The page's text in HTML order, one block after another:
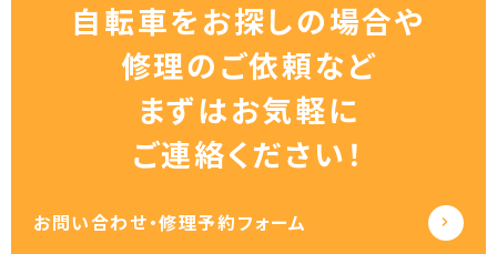
自転車をお探しの場合や
修理のご依頼など
まずはお気軽に
ご連絡ください！
お問い合わせ・修理予約フォーム